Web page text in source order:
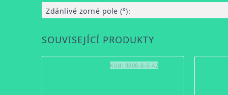
Zdánlivé zorné pole (°):
SOUVISEJÍCÍ PRODUKTY
Kód: 8808-8-5-42